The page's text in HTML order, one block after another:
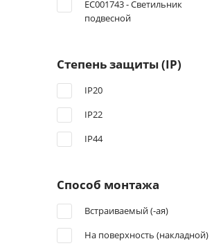
EC001743 - Светильник
подвесной
Степень защиты (IP)
IP20
IP22
IP44
Способ монтажа
Встраиваемый (-ая)
На поверхность (накладной)